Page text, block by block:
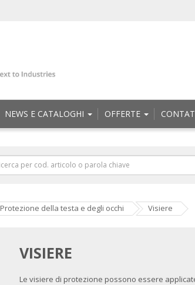
NEWS E CATALOGHI OFFERTE
Protezione della testa e degli occhi Visiere
VISIERE
Le visiere di protezione possono essere